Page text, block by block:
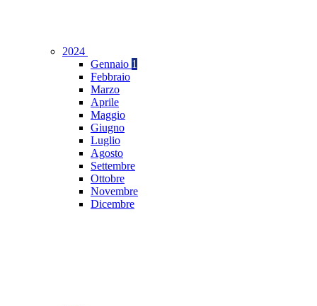
2024
Gennaio 1
Febbraio
Marzo
Aprile
Maggio
Giugno
Luglio
Agosto
Settembre
Ottobre
Novembre
Dicembre